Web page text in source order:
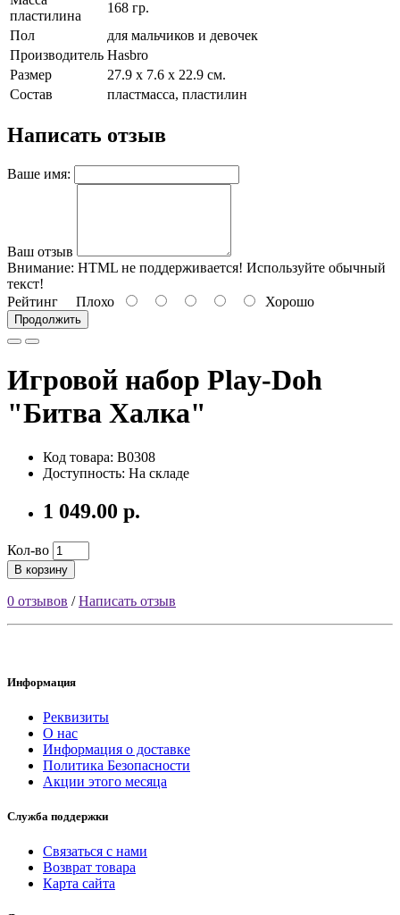
пластилина
168 гр.
Пол
для мальчиков и девочек
Производитель Hasbro
Размер
27.9 х 7.6 х 22.9 см.
Состав
пластмасса, пластилин
Написать отзыв
Ваше имя:
Ваш отзыв
Внимание: HTML не поддерживается! Используйте обычный
текст!
Рейтинг Плохо Хорошо
Продолжить
Игровой набор Play-Doh
"Битва Халка"
Код товара: B0308
Доступность: На складе
1 049.00 р.
Кол-во
В корзину
0 отзывов /Написать отзыв
Информация
Реквизиты
О нас
Информация о доставке
Политика Безопасности
Акции этого месяца
Служба поддержки
Связаться с нами
Возврат товара
Карта сайта